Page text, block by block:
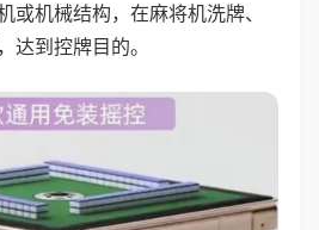
或机械结构，在麻将机洗牌、
达到控牌目的。